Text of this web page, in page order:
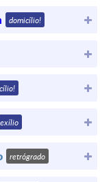
domicílio!
exílio
retrógrado